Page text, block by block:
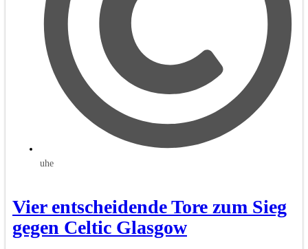
uhe
Vier entscheidende Tore zum Sieg
gegen Celtic Glasgow